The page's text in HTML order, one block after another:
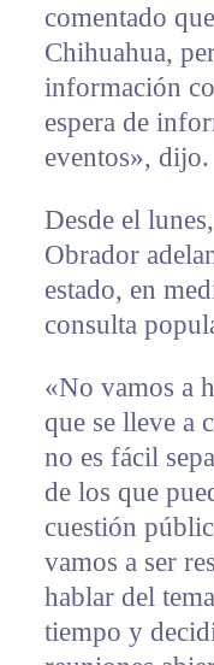
comentado
Chihuahua,
información
espera de
eventos», dijo.
Desde el
Obrador
estado, en
consulta
«No vamos a
que se lleve a
no es fácil
de los que
cuestión
vamos a ser
hablar del
tiempo y